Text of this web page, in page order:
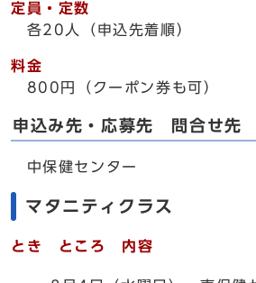
定員・定数
各20人（申込先着順）
料金
800円（クーポン券も可）
申込み先・応募先 問合せ先
中保健センター
マタニティクラス
とき ところ 内容